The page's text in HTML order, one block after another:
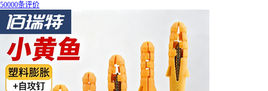
50000条评价